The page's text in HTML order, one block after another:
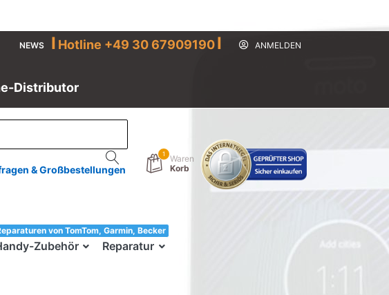
NEWS I Hotline +49 30 67909190I ANMELDEN
Distributor
& Großbestellungen
1
Waren
Korb
Zubehör
33!
Reparatur
von TomTom, Garmin, Becker